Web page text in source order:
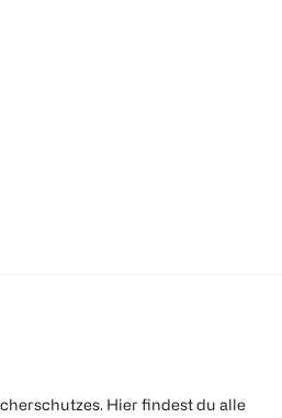
Hier findest du alle